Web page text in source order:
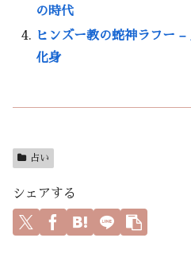
の時代
ヒンズー教の蛇神ラフー
化身
占い
シェアする